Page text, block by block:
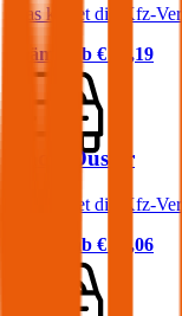
Was kostet die Kfz-
Prämie ab € 23,19
Dacia Duster
Was kostet die Kfz-
Prämie ab € 50,06